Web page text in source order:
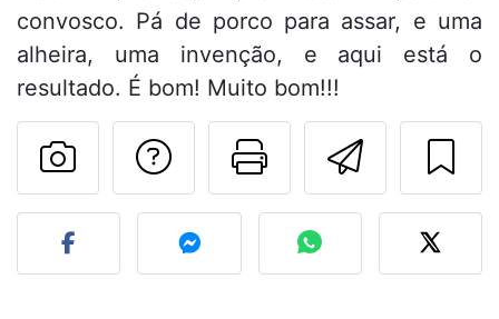
convosco. Pá de porco para assar, e uma
alheira, uma invenção, e aqui está o
resultado. É bom! Muito bom!!!
Imprima
Falar com o autor
Fez esta receita?